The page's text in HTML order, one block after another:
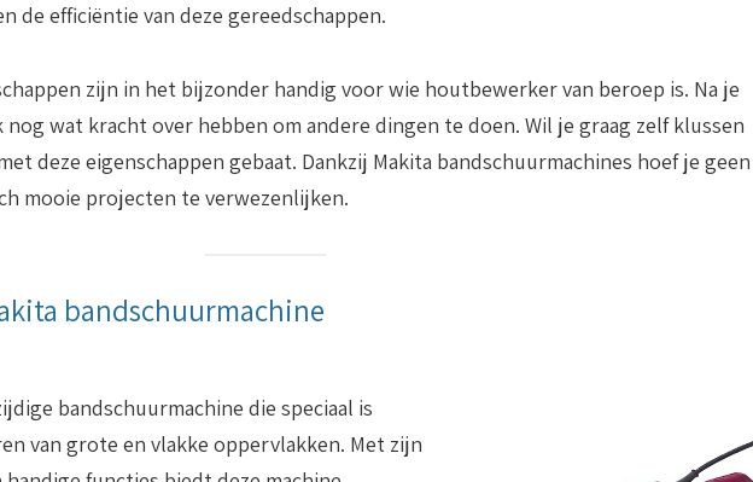
de efficiëntie van deze gereedschappen.
zijn in het bijzonder handig voor wie houtbewerker van beroep is. Na je
wat kracht over hebben om andere dingen te doen. Wil je graag zelf klussen
deze eigenschappen gebaat. Dankzij Makita bandschuurmachines hoef je geen
mooie projecten te verwezenlijken.
bandschuurmachine
bandschuurmachine die speciaal is
van grote en vlakke oppervlakken. Met zijn